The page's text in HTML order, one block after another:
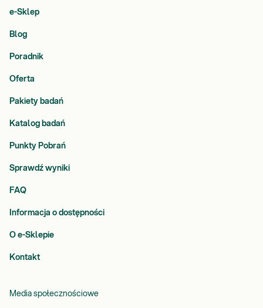
e-Sklep
Blog
Poradnik
Oferta
Pakiety badań
Katalog badań
Punkty Pobrań
Sprawdź wyniki
FAQ
Informacja o dostępności
O e-Sklepie
Kontakt
Media społecznościowe